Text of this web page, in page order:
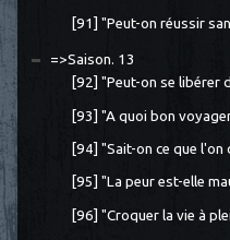
[91] "Peut-on réussir
=>Saison. 13
[92] "Peut-on se libérer
[93] "A quoi bon
[94] "Sait-on ce que l'on
[95] "La peur est-elle
[96] "Croquer la vie à